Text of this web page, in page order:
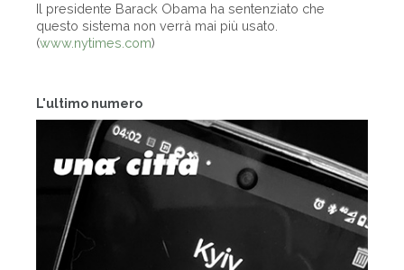
L'ultimo numero
Il presidente Barack Obama ha sentenziato che
questo sistema non verrà mai più usato.
(www.nytimes.com)